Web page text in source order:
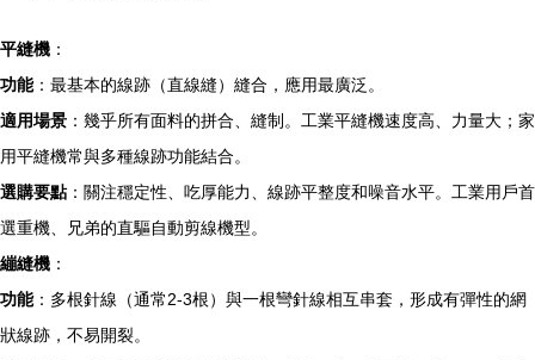
平縫機 ：
功能：最基本的線跡（直線縫）縫合，應用最廣泛。
適用場景 ：幾乎所有面料的拼合、縫制。工業平縫機速度高、力量大；家
用平縫機常與多種線跡功能結合。
選購要點：關注穩定性、吃厚能力、線跡平整度和噪音水平。工業用戶首
選重機、兄弟的直驅自動剪線機型。
繃縫機 ：
功能：多根針線（通常2-3根）與一根彎針線相互串套，形成有彈性的網
狀線跡，不易開裂。